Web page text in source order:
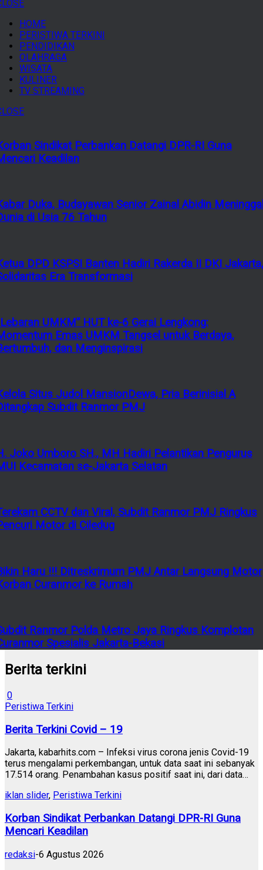
HOME
PERISTIWA TERKINI
PENDIDIKAN
OLAHRAGA
WISATA
KULINER
TV STREAMING
Sindikat Perbankan Datangi DPR-RI Guna
Keadilan
Duka, Budayawan Senior Zainal Abidin
di Usia 76 Tahun
DPD KSPSI Banten Hadiri Rakerda II DKI Jakarta,
Era Transformasi
UMKM” HUT ke-6 Gerai Lengkong:
Emas UMKM Tangsel untuk Berdaya,
dan Menginspirasi
Situs Judol MansionDewa, Pria Berinisial A
Subdit Ranmor PMJ
Joko Umboro SH., MH Hadiri Pelantikan Pengurus
Kecamatan se-Jakarta Selatan
CCTV dan Viral, Subdit Ranmor PMJ Ringkus
Motor di Ciledug
Haru !!! Ditreskrimum PMJ Antar Langsung Motor
Curanmor ke Rumah
Ranmor Polda Metro Jaya Ringkus Komplotan
Spesialis Jakarta-Bekasi
Berita terkini
0
Peristiwa Terkini
Berita Terkini Covid – 19
Jakarta, kabarhits.com – Infeksi virus corona jenis Covid-19
terus mengalami perkembangan, untuk data saat ini sebanyak
17.514 orang. Penambahan kasus positif saat ini, dari data…
iklan slider, Peristiwa Terkini
Korban Sindikat Perbankan Datangi DPR-RI Guna
Mencari Keadilan
redaksi-6 Agustus 2026